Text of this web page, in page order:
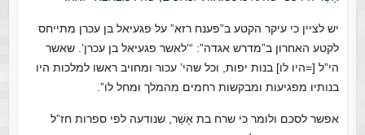
יש לציין כי עיקר הקטע ב”פענח רזא” על פגעיאל בן עכרן מתייחס
לקטע האחרון ב”מדרש אגדה”: “‘לאשר פגעיאל בן עכרן’. שאשר
הי”ל [=היו לו] בנות יפות, וכל שהי’ עכור ומחויב ראשו למלכות היו
בנותיו מפגיעות ומבקשות רחמים מהמלך ומחל לו”.
אפשר לסכם ולומר כי שרח בת אָשֵׁר, שנודעה לפי ספרות חז”ל